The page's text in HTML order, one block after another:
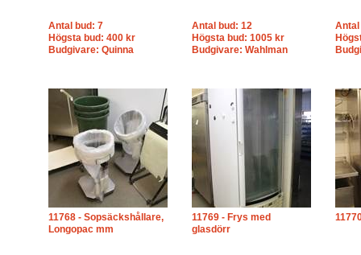
Antal bud: 7
Högsta bud: 400 kr
Budgivare: Quinna
Antal bud: 12
Högsta bud: 1005 kr
Budgivare: Wahlman
Antal
11768 - Sopsäckshållare,
Longopac mm
11769 - Frys med
glasdörr